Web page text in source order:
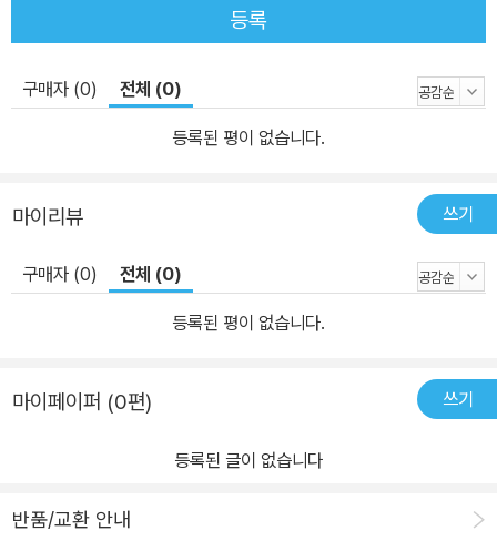
등록
구매자 (0) 전체 (0)
등록된 평이 없습니다.
마이리뷰 쓰기
구매자 (0) 전체 (0)
등록된 평이 없습니다.
마이페이퍼 (0편) 쓰기
등록된 글이 없습니다
반품/교환 안내